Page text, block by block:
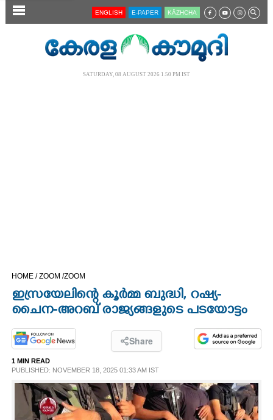
SECTIONS
LIFESTYLE
ENGLISH E-PAPER KĀZHCHA
SATURDAY, 08 AUGUST 2026 1.50 PM IST
HOME /ZOOM /ZOOM
ഇസ്രയേലിന്റെ കൂർമ്മ ബുദ്ധി, റഷ്യ-
ചൈന-അറബ് രാജ്യങ്ങളുടെ പടയോട്ടം
Share
1 MIN READ
PUBLISHED: NOVEMBER 18, 2025 01:33 AM IST